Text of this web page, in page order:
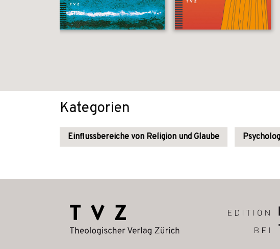
Kategorien
Einflussbereiche von Religion und Glaube